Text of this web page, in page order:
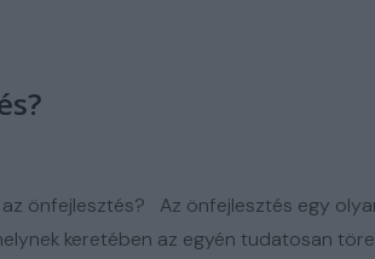
önfejlesztés? Az önfejlesztés egy
keretében az egyén tudatosan